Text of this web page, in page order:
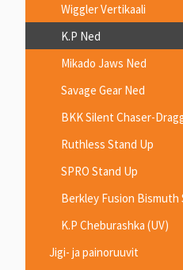
Wiggler Vertikaali
K.P Ned
Mikado Jaws Ned
Savage Gear Ned
BKK Silent Chaser-
Ruthless Stand Up
SPRO Stand Up
Berkley Fusion Bismuth
K.P Cheburashka (UV)
Jigi- ja painoruuvit